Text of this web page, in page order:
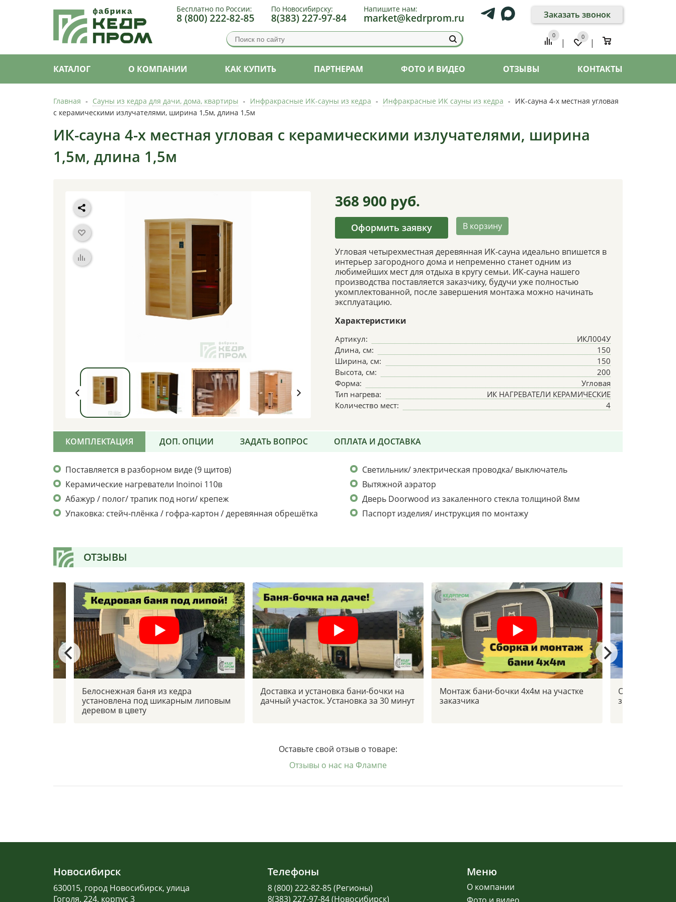
Бесплатно по России:
8 (800) 222-82-85
По Новосибирску:
8(383) 227-97-84
Напишите нам:
market@kedrprom.ru Заказать звонок
0
|
0
|
КАТАЛОГ О КОМПАНИИ КАК КУПИТЬ ПАРТНЕРАМ ФОТО И ВИДЕО ОТЗЫВЫ КОНТАКТЫ
Главная - Сауны из кедра для дачи, дома, квартиры - Инфракрасные ИК-сауны из кедра - Инфракрасные ИК сауны из кедра - ИК-сауна 4-х местная угловая
с керамическими излучателями, ширина 1,5м, длина 1,5м
ИК-сауна 4-х местная угловая с керамическими излучателями, ширина
1,5м, длина 1,5м
368 900 руб.
Оформить заявку В корзину
Угловая четырехместная деревянная ИК-сауна идеально впишется в
интерьер загородного дома и непременно станет одним из
любимейших мест для отдыха в кругу семьи. ИК-сауна нашего
производства поставляется заказчику, будучи уже полностью
укомплектованной, после завершения монтажа можно начинать
эксплуатацию.
Характеристики
Артикул:
ИКЛ004У
Длина, см:
150
Ширина, см:
150
Высота, см:
200
Форма:
Угловая
Тип нагрева:
ИК НАГРЕВАТЕЛИ КЕРАМИЧЕСКИЕ
Количество мест:
4
КОМПЛЕКТАЦИЯ ДОП. ОПЦИИ ЗАДАТЬ ВОПРОС ОПЛАТА И ДОСТАВКА
Поставляется в разборном виде (9 щитов)
Светильник/ электрическая проводка/ выключатель
Керамические нагреватели Inoinoi 110в
Вытяжной аэратор
Абажур / полог/ трапик под ноги/ крепеж
Дверь Doorwood из закаленного стекла толщиной 8мм
Упаковка: стейч-плёнка / гофра-картон / деревянная обрешётка
Паспорт изделия/ инструкция по монтажу
ОТЗЫВЫ
Доставка и установка бани-бочки на
дачный участок. Установка за 30 минут
Монтаж бани-бочки 4х4м на участке
заказчика
Отзыв
зимой в -30с
Белоснежная баня из кедра
установлена под шикарным липовым
деревом в цвету
Оставьте свой отзыв о товаре:
Отзывы о нас на Флампе
Новосибирск
630015, город Новосибирск, улица
Гоголя, 224, корпус 3
Телефоны
8 (800) 222-82-85 (Регионы)
8(383) 227-97-84 (Новосибирск)
Меню
О компании